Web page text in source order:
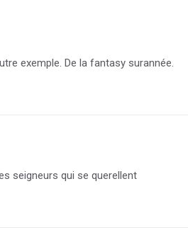
exemple. De la fantasy surannée.
seigneurs qui se querellent